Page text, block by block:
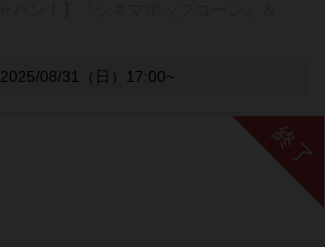
2025/08/31（日）17:00~
終了